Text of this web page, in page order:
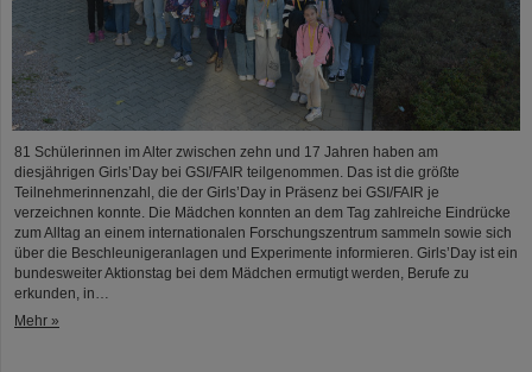
81 Schülerinnen im Alter zwischen zehn und 17 Jahren haben am
diesjährigen Girls’Day bei GSI/FAIR teilgenommen. Das ist die größte
Teilnehmerinnenzahl, die der Girls’Day in Präsenz bei GSI/FAIR je
verzeichnen konnte. Die Mädchen konnten an dem Tag zahlreiche Eindrücke
zum Alltag an einem internationalen Forschungszentrum sammeln sowie sich
über die Beschleunigeranlagen und Experimente informieren. Girls’Day ist ein
bundesweiter Aktionstag bei dem Mädchen ermutigt werden, Berufe zu
erkunden, in…
Mehr »